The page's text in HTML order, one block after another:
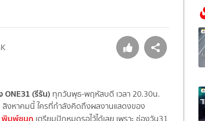
ONE31 (รีรัน) ทุกวันพุธ-พฤหัสบดี เวลา 20.30น.
งหาคมนี้ ใครที่กำลังคิดถึงผลงานแสดงของ